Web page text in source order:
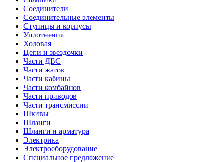
Соединители
Соединительные элементы
Ступицы и корпусы
Уплотнения
Ходовая
Цепи и звездочки
Части ДВС
Части жаток
Части кабины
Части комбайнов
Части приводов
Части трансмиссии
Шкивы
Шланги
Шланги и арматура
Электрика
Электрооборудование
Специальное предложение